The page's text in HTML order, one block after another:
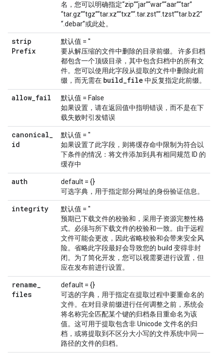
名，您可以明确指定“zip”“jar”“war”“aar”“tar”
“tar.gz”“tgz”“tar.xz”“txz”“.tar.zst”“.tzst”“tar.bz2”
“.debar”或此处。
strip
Prefix
默认值 = ''
要从解压缩的文件中删除的目录前缀。 许多归档
都包含一个顶级目录，其中包含归档中的所有文
件。您可以使用此字段从提取的文件中删除此前
缀，而无需在 build_file 中反复指定此前缀。
allow_fail
默认值 = False
如果设置，请在返回值中指明错误，而不是在下
载失败时引发错误
canonical_
id
默认值 = ''
如果设置了此字段，则将缓存命中限制为符合以
下条件的情况：将文件添加到具有相同规范 ID 的
缓存中
auth
default = {}
可选字典，用于指定部分网址的身份验证信息。
integrity
默认值 = ''
预期已下载文件的校验和，采用子资源完整性格
式。必须与所下载文件的校验和一致。由于远程
文件可能会更改，因此省略校验和会带来安全风
险。省略此字段最好会导致您的 build 变得非封
闭。为了简化开发，您可以视需要进行设置，但
应在发布前进行设置。
rename_
files
default = {}
可选的字典，用于指定在提取过程中要重命名的
文件。在对目录前缀进行任何调整之前，系统会
将名称完全匹配某个键的归档条目重命名为该
值。这可用于提取包含非 Unicode 文件名的归
档，或将提取到不区分大小写的文件系统中同一
路径的文件的归档。